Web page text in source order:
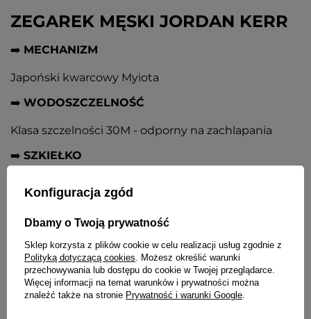
ZEGAREK MĘSKI JORDAN KERR
➡️ MECHANIZM
Japoński kwarcowy Myiota
➡️ WODOSZCZELNOŚĆ
Klasa szczelności 30M - odporny na zachlapania
➡️ SZKIEŁKO
TARCZA
Zielona, indeksy i wskazówki w kolorze koperty
Konfiguracja zgód
Dbamy o Twoją prywatność
Sklep korzysta z plików cookie w celu realizacji usług zgodnie z
Polityką dotyczącą cookies . Możesz określić warunki
przechowywania lub dostępu do cookie w Twojej przeglądarce.
Więcej informacji na temat warunków i prywatności można
znaleźć także na stronie Prywatność i warunki Google